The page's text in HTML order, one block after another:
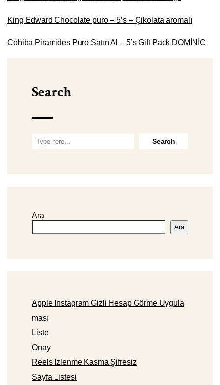
King Edward Chocolate puro – 5’s – Çikolata aromalı
Cohiba Piramides Puro Satın Al – 5’s Gift Pack DOMİNİC
Search
Ara
Ara
Apple Instagram Gizli Hesap Görme Uygula
ması
Liste
Onay
Reels Izlenme Kasma Şifresiz
Sayfa Listesi